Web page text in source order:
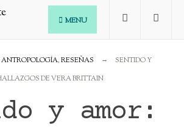
MENU
ANTROPOLOGÍA,RESEÑAS
SENTIDO Y
DE VERA BRITTAIN
y amor: